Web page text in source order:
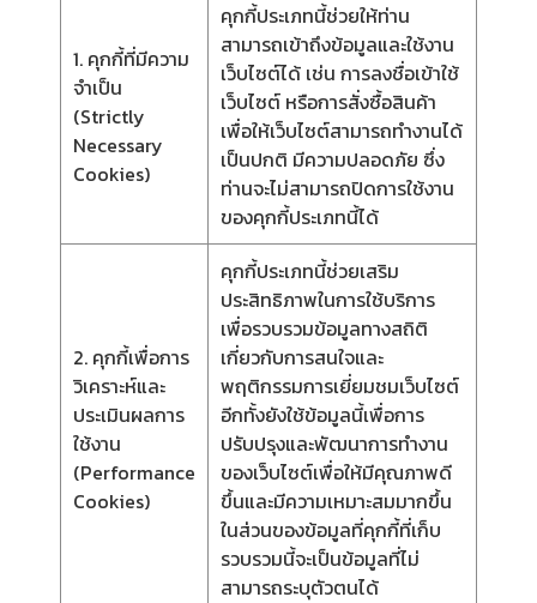
1. คุกกี้ที่มีความ
จำเป็น
(Strictly
Necessary
Cookies)
คุกกี้ประเภทนี้ช่วยให้ท่าน
สามารถเข้าถึงข้อมูลและใช้งาน
เว็บไซต์ได้ เช่น การลงชื่อเข้าใช้
เว็บไซต์ หรือการสั่งซื้อสินค้า
เพื่อให้เว็บไซต์สามารถทำงานได้
เป็นปกติ มีความปลอดภัย ซึ่ง
ท่านจะไม่สามารถปิดการใช้งาน
ของคุกกี้ประเภทนี้ได้
2. คุกกี้เพื่อการ
วิเคราะห์และ
ประเมินผลการ
ใช้งาน
(Performance
Cookies)
คุกกี้ประเภทนี้ช่วยเสริม
ประสิทธิภาพในการใช้บริการ
เพื่อรวบรวมข้อมูลทางสถิติ
เกี่ยวกับการสนใจและ
พฤติกรรมการเยี่ยมชมเว็บไซต์
อีกทั้งยังใช้ข้อมูลนี้เพื่อการ
ปรับปรุงและพัฒนาการทำงาน
ของเว็บไซต์เพื่อให้มีคุณภาพดี
ขึ้นและมีความเหมาะสมมากขึ้น
ในส่วนของข้อมูลที่คุกกี้ที่เก็บ
รวบรวมนี้จะเป็นข้อมูลที่ไม่
สามารถระบุตัวตนได้